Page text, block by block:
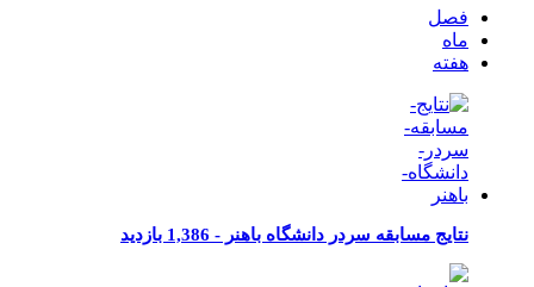
فصل
ماه
هفته
نتایج مسابقه سردر دانشگاه باهنر - 1,386 بازدید